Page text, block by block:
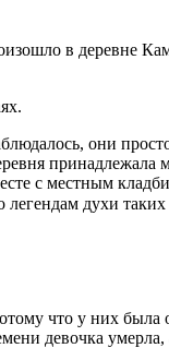
в деревне
они
с местным
легендам духи
что у них была
девочка умерла,